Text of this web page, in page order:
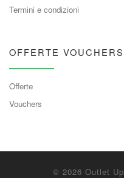
Termini e condizioni
OFFERTE VOUCHERS
Offerte
Vouchers
© 2026 Outlet Up